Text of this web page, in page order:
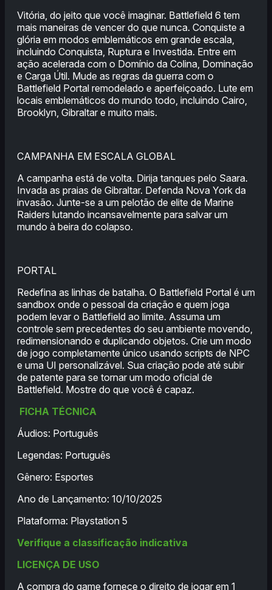
Vitória, do jeito que você imaginar. Battlefield 6 tem
mais maneiras de vencer do que nunca. Conquiste a
glória em modos emblemáticos em grande escala,
incluindo Conquista, Ruptura e Investida. Entre em
ação acelerada com o Domínio da Colina, Dominação
e Carga Útil. Mude as regras da guerra com o
Battlefield Portal remodelado e aperfeiçoado. Lute em
locais emblemáticos do mundo todo, incluindo Cairo,
Brooklyn, Gibraltar e muito mais.
CAMPANHA EM ESCALA GLOBAL
A campanha está de volta. Dirija tanques pelo Saara.
Invada as praias de Gibraltar. Defenda Nova York da
invasão. Junte-se a um pelotão de elite de Marine
Raiders lutando incansavelmente para salvar um
mundo à beira do colapso.
PORTAL
Redefina as linhas de batalha. O Battlefield Portal é um
sandbox onde o pessoal da criação e quem joga
podem levar o Battlefield ao limite. Assuma um
controle sem precedentes do seu ambiente movendo,
redimensionando e duplicando objetos. Crie um modo
de jogo completamente único usando scripts de NPC
e uma UI personalizável. Sua criação pode até subir
de patente para se tornar um modo oficial de
Battlefield. Mostre do que você é capaz.
FICHA TÉCNICA
Áudios: Português
Legendas: Português
Gênero: Esportes
Ano de Lançamento: 10/10/2025
Plataforma: Playstation 5
Verifique a classificação indicativa
LICENÇA DE USO
A compra do game fornece o direito de jogar em 1